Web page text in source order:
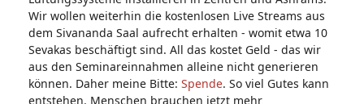
Wir wollen weiterhin die kostenlosen Live Streams aus
dem Sivananda Saal aufrecht erhalten - womit etwa 10
Sevakas beschäftigt sind. All das kostet Geld - das wir
aus den Seminareinnahmen alleine nicht generieren
können. Daher meine Bitte: Spende. So viel Gutes kann
entstehen. Menschen brauchen jetzt mehr